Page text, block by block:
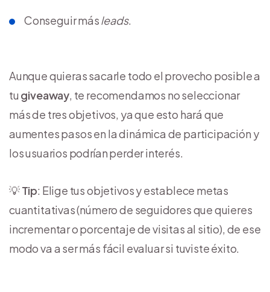
Conseguir másleads.
Aunque quieras sacarle todo el provecho posible a
tu giveaway, te recomendamos no seleccionar
más de tres objetivos, ya que esto hará que
aumentes pasos en la dinámica de participación y
los usuarios podrían perder interés.
💡Tip: Elige tus objetivos y establece metas
cuantitativas (número de seguidores que quieres
incrementar o porcentaje de visitas al sitio), de ese
modo va a ser más fácil evaluar si tuviste éxito.